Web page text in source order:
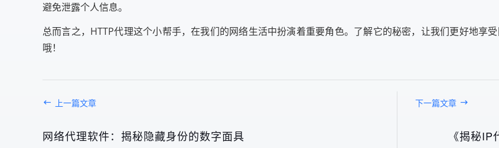
避免泄露个人信息。
总而言之，HTTP代理这个小帮手，在我们的网络生活中扮演着重要角色。了解它的秘密，让我们更好地享
哦！
上一篇文章
网络代理软件：揭秘隐藏身份的数字面具
下一篇文章
《揭秘